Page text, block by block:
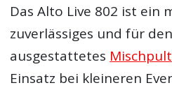
Das Alto Live 802 ist ein
zuverlässiges und für
ausgestattetes Mischpult
Einsatz bei kleineren